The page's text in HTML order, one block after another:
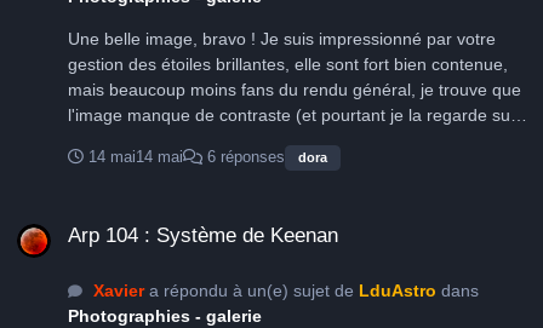
Une belle image, bravo ! Je suis impressionné par votre
gestion des étoiles brillantes, elle sont fort bien contenue,
mais beaucoup moins fans du rendu général, je trouve que
l'image manque de contraste (et pourtant je la regarde sur
14 mai14 mai 6 réponses dora
Arp 104 : Système de Keenan
Xaviera répondu à un(e) sujet de LduAstro dans
Photographies - galerie